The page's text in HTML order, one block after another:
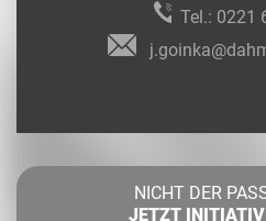
Tel.: 0221
NICHT DER
JETZT INITIATIV